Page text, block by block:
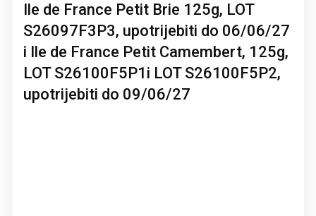
Ile de France Petit Brie 125g, LOT
S26097F3P3, upotrijebiti do 06/06/27
i Ile de France Petit Camembert, 125g,
LOT S26100F5P1i LOT S26100F5P2,
upotrijebiti do 09/06/27